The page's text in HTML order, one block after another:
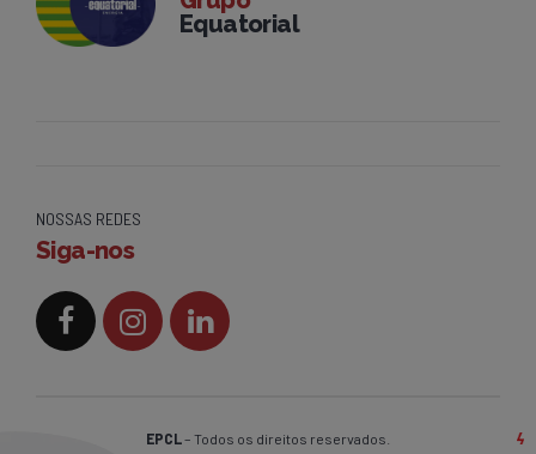
Equatorial
NOSSAS REDES
Siga-nos
EPCL– Todos os direitos reservados.